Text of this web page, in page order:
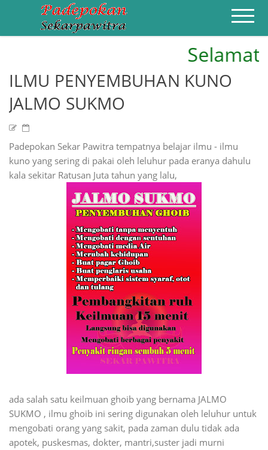
ILMU PENGOBATAN
AZIMAH AMPUH PENGASIHAN CONTACT
Selamat
ILMU PENYEMBUHAN KUNO
JALMO SUKMO
Padepokan Sekar Pawitra tempatnya belajar ilmu - ilmu
kuno yang sering di pakai oleh leluhur pada eranya dahulu
kala sekitar Ratusan Juta tahun yang lalu,
ada salah satu keilmuan ghoib yang bernama JALMO
SUKMO , ilmu ghoib ini sering digunakan oleh leluhur untuk
mengobati orang yang sakit, pada zaman dulu tidak ada
apotek, puskesmas, dokter, mantri,suster jadi murni